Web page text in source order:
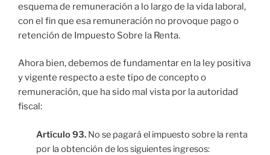
esquema de remuneración a lo largo de la vida laboral,
con el fin que esa remuneración no provoque pago o
retención de Impuesto Sobre la Renta.
Ahora bien, debemos de fundamentar en la ley positiva
y vigente respecto a este tipo de concepto o
remuneración, que ha sido mal vista por la autoridad
fiscal:
Artículo 93. No se pagará el impuesto sobre la renta
por la obtención de los siguientes ingresos: